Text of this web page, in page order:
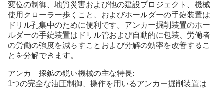
変位の制御、地質災害および他の建設プロジェクト、機械
使用クローラー歩くこと、およびホールダーの手錠装置は
ドリル孔集中のために便利です。アンカー掘削装置のホー
ルダーの手錠装置はドリル管および自動的に包装、労働者
の労働の強度を減らすことおよび分解の効率を改善するこ
とを分解できます。
アンカー採鉱の鋭い機械の主な特長:
1つの完全な油圧制御、操作を用いるアンカー掘削装置は